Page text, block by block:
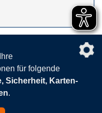
nach
Impressum
für folgende
Sicherheit, Karten-
.